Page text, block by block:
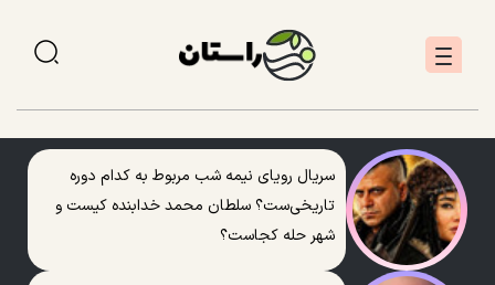
سریال رویای نیمه شب مربوط به کدام دوره
تاریخی‌ست؟ سلطان محمد خدابنده کیست و
شهر حله کجاست؟